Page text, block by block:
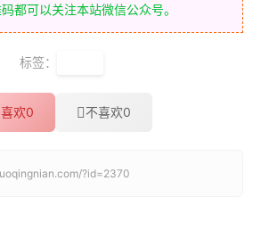
都可以关注本站微信公众号。
标签：
喜欢0 不喜欢0
?id=2370